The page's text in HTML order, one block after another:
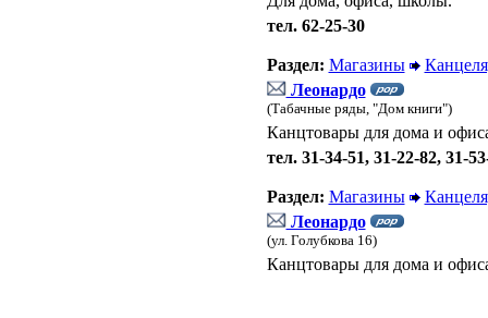
тел. 62-25-30
Раздел: Магазины
Леонардо
(Табачные ряды, "Дом книги")
Канцтовары для дома и
тел. 31-34-51, 31-22-82, 31-
Раздел: Магазины
Леонардо
(ул. Голубкова 16)
Канцтовары для дома и